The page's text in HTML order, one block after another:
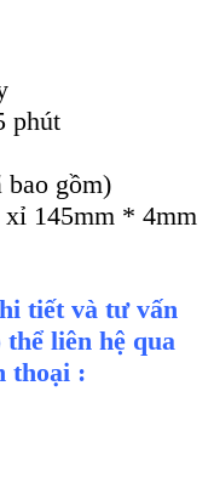
phút
gồm)
xỉ 145mm * 4mm
tiết và tư vấn
liên hệ qua
thoại :